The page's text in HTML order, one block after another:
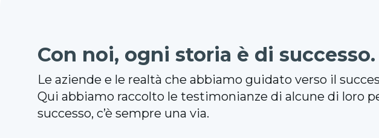
Con noi, ogni storia è di successo.
Le aziende e le realtà che abbiamo guidato verso il
Qui abbiamo raccolto le testimonianze di alcune di loro
successo, c’è sempre una via.